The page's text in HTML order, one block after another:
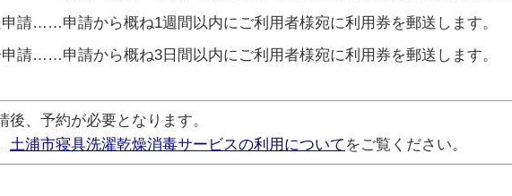
請……申請から概ね1週間以内にご利用者様宛に利用券を郵送します。
請……申請から概ね3日間以内にご利用者様宛に利用券を郵送します。
後、予約が必要となります。
土浦市寝具洗濯乾燥消毒サービスの利用について をご覧ください。